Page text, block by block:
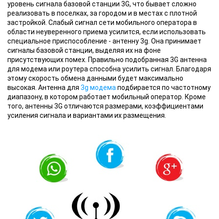
уровень сигнала базовой станции 3G, что бывает сложно
реализовать в поселках, за городом и в местах с плотной
застройкой. Слабый сигнал сети мобильного оператора в
области неуверенного приема усилится, если использовать
специальное приспособление - антенну 3g. Она принимает
сигналы базовой станции, выделяя их на фоне
присутствующих помех. Правильно подобранная 3G антенна
для модема или роутера способна усилить сигнал. Благодаря
этому скорость обмена данными будет максимально
высокая. Антенна для 3g модемаподбирается по частотному
диапазону, в котором работает мобильный оператор. Кроме
того, антенны 3G отличаются размерами, коэффициентами
усиления сигнала и вариантами их размещения.